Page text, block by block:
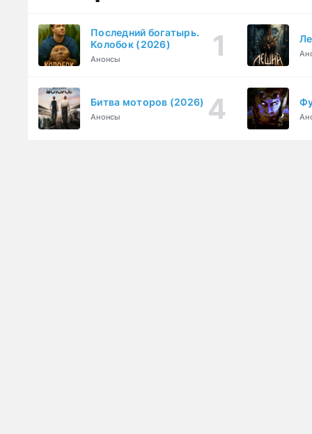
Последний богатырь.
Колобок (2026)
Анонсы
Битва моторов (2026)
Анонсы